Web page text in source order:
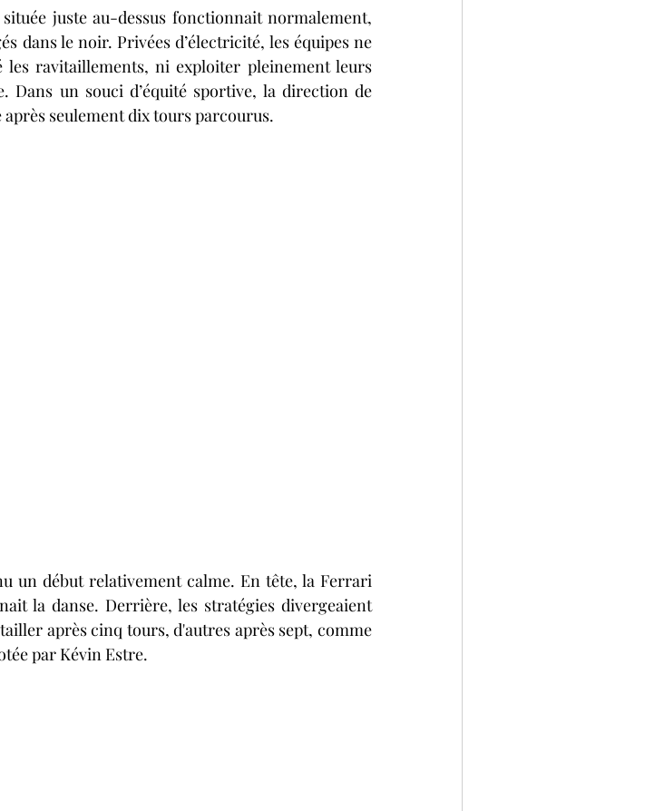
juste au-dessus fonctionnait normalement,
dans le noir. Privées d’électricité, les équipes ne
ravitaillements, ni exploiter pleinement leurs
Dans un souci d’équité sportive, la direction de
seulement dix tours parcourus.
un début relativement calme. En tête, la Ferrari
la danse. Derrière, les stratégies divergeaient
après cinq tours, d'autres après sept, comme
par Kévin Estre.